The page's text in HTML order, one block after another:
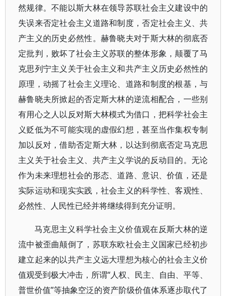
然规律。不能以斯大林在领导苏联社会主义建设中的
失误来否定社会主义道路和制度，否定社会主义、共
产主义的历史必然性。赫鲁晓夫对于斯大林的彻底否
定批判，败坏了社会主义苏联的整体形象，颠覆了马
克思列宁主义关于社会主义和共产主义历史必然性的
原理，动摇了社会主义理论、道路和制度的根基，与
赫鲁晓夫所掀起的否定斯大林的逆流相配合，一些别
有用心之人以反对斯大林模式为借口，把科学社会主
义贬低为不可能实现的虚假幻想，甚至当作集权专制
加以反对，借助否定斯大林，以达到彻底否定马克思
主义关于社会主义、共产主义学说的反动目的。无论
作为未来理想社会的形态、道路、意识、价值，还是
实际运动和现实实践，社会主义的科学性、客观性、
必然性、人民性已经并将继续得到充分证明。
马克思主义科学社会主义价值观在反斯大林的逆
流中被歪曲颠倒了，苏联东欧社会主义国家已经初步
建立起来的以共产主义远大理想为核心的社会主义价
值观受到极大冲击，所谓“人权、民主、自由、平等、
普世价值”等抽象空泛的资产阶级价值体系逐步取代了